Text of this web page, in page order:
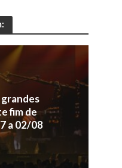
fim de
a 02/08